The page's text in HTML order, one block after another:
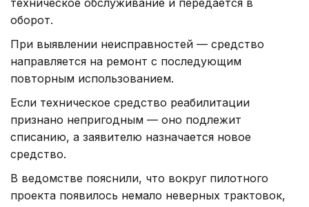
оборот.
При выявлении неисправностей — средство
направляется на ремонт с последующим
повторным использованием.
Если техническое средство реабилитации
признано непригодным — оно подлежит
списанию, а заявителю назначается новое
средство.
В ведомстве пояснили, что вокруг пилотного
проекта появилось немало неверных трактовок,